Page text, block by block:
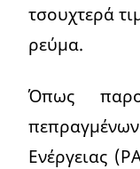
τσουχτερά
ρεύμα.
Όπως
Ενέργειας